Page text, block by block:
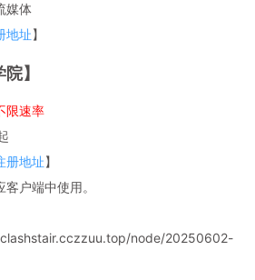
媒体
地址】
】
限速率
册地址】
户端中使用。
node/20250602-